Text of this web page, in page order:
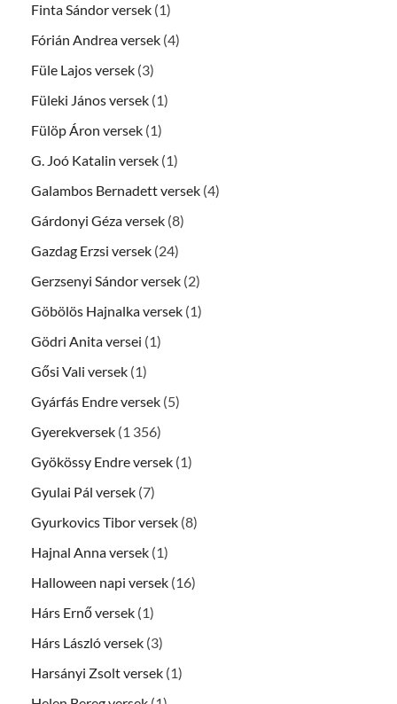
Finta Sándor versek (1)
Fórián Andrea versek (4)
Füle Lajos versek (3)
Füleki János versek (1)
Fülöp Áron versek (1)
G. Joó Katalin versek (1)
Galambos Bernadett versek (4)
Gárdonyi Géza versek (8)
Gazdag Erzsi versek (24)
Gerzsenyi Sándor versek (2)
Göbölös Hajnalka versek (1)
Gödri Anita versei (1)
Gősi Vali versek (1)
Gyárfás Endre versek (5)
Gyerekversek (1 356)
Gyökössy Endre versek (1)
Gyulai Pál versek (7)
Gyurkovics Tibor versek (8)
Hajnal Anna versek (1)
Halloween napi versek (16)
Hárs Ernő versek (1)
Hárs László versek (3)
Harsányi Zsolt versek (1)